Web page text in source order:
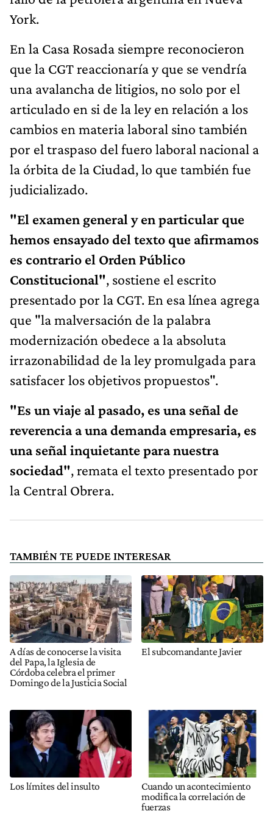
York.
En la Casa Rosada siempre reconocieron
que la CGT reaccionaría y que se vendría
una avalancha de litigios, no solo por el
articulado en si de la ley en relación a los
cambios en materia laboral sino también
por el traspaso del fuero laboral nacional a
la órbita de la Ciudad, lo que también fue
judicializado.
"El examen general y en particular que
hemos ensayado del texto que afirmamos
es contrario el Orden Público
Constitucional", sostiene el escrito
presentado por la CGT. En esa línea agrega
que "la malversación de la palabra
modernización obedece a la absoluta
irrazonabilidad de la ley promulgada para
satisfacer los objetivos propuestos".
"Es un viaje al pasado, es una señal de
reverencia a una demanda empresaria, es
una señal inquietante para nuestra
sociedad", remata el texto presentado por
la Central Obrera.
TAMBIÉN TE PUEDE INTERESAR
A días de conocerse la visita
del Papa, la Iglesia de
Córdoba celebra el primer
Domingo de la Justicia Social
El subcomandante Javier
Los límites del insulto
Cuando un acontecimiento
modifica la correlación de
fuerzas